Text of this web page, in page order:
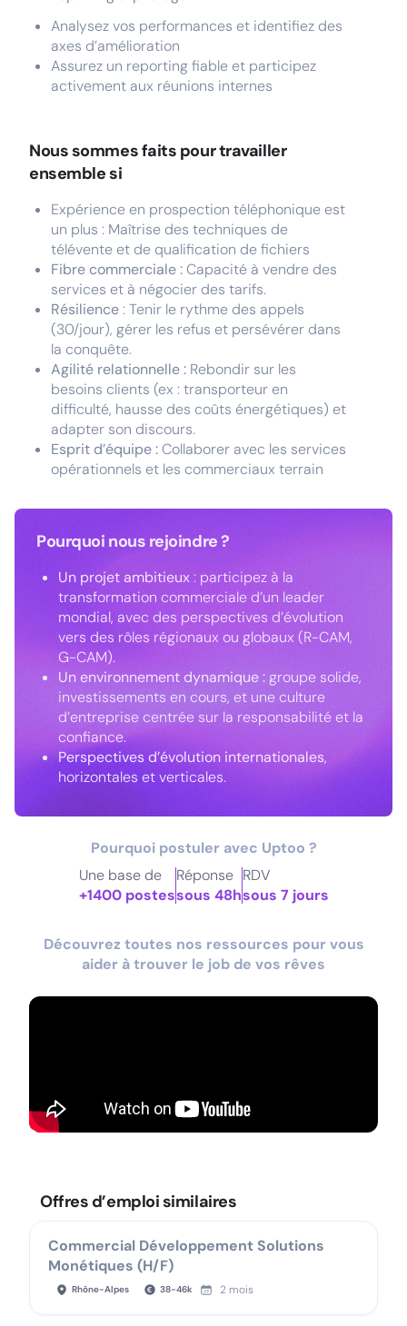
Analysez vos performances et identifiez des
axes d’amélioration
Assurez un reporting fiable et participez
activement aux réunions internes
Nous sommes faits pour travailler
ensemble si
Expérience en prospection téléphonique est
un plus : Maîtrise des techniques de
télévente et de qualification de fichiers
Fibre commerciale :Capacité à vendre des
services et à négocier des tarifs.
Résilience: Tenir le rythme des appels
(30/jour), gérer les refus et persévérer dans
la conquête.
Agilité relationnelle : Rebondir sur les
besoins clients (ex : transporteur en
difficulté, hausse des coûts énergétiques) et
adapter son discours.
Esprit d’équipe :Collaborer avec les services
opérationnels et les commerciaux terrain
Pourquoi nous rejoindre ?
Un projet ambitieux: participez à la
transformation commerciale d’un leader
mondial, avec des perspectives d’évolution
vers des rôles régionaux ou globaux (R-CAM,
G-CAM).
Un environnement dynamique :groupe solide,
investissements en cours, et une culture
d’entreprise centrée sur la responsabilité et la
confiance.
Perspectives d’évolution internationales,
horizontales et verticales.
Pourquoi postuler avec Uptoo ?
Une base de
+1400 postes
Réponse
sous 48h
RDV
sous 7 jours
Découvrez toutes nos ressources pour vous
aider à trouver le job de vos rêves
Offres d’emploi similaires
Commercial Développement Solutions
Monétiques (H/F)
Rhône-Alpes 38-46k 2 mois